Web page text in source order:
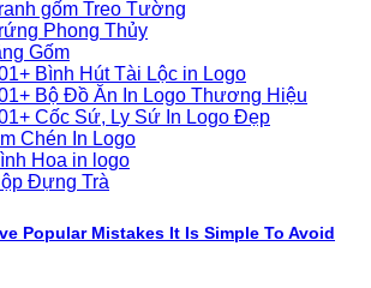
gốm Treo Tường
Phong Thủy
Gốm
Bình Hút Tài Lộc in Logo
Bộ Đồ Ăn In Logo Thương Hiệu
Cốc Sứ, Ly Sứ In Logo Đẹp
Chén In Logo
Hoa in logo
Đựng Trà
Popular Mistakes It Is Simple To Avoid